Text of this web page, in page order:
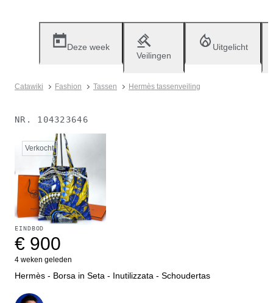
Deze week
Veilingen
Uitgelicht
Catawiki Fashion Tassen Hermès tassenveiling
NR. 104323646
Verkocht
EINDBOD
€ 900
4 weken geleden
Hermès - Borsa in Seta - Inutilizzata - Schoudertas